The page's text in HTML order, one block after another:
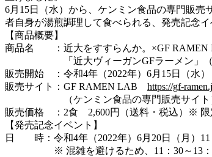
6月15日（水）から、ケンミン食品の専門販
者自身が湯煎調理して食べられる、発売記念イ
【商品概要】
商品名 ：近大をすすらんか。×GF RAMEN
「近大ヴィーガンGFラーメン」（冷
販売開始 ：令和4年（2022年）6月15日（水）
販売サイト：GF RAMEN LAB https://gf-
（ケンミン食品の専門販売サイト
販売価格 ：2食 2,600円（送料・税込）※ 限
【発売記念イベント】
日 時：令和4年（2022年）6月20日（月）11
※ 混雑を避けるため、11：30～13：30